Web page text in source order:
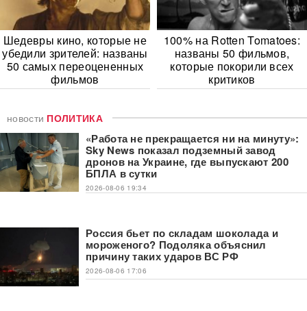
Шедевры кино, которые не
убедили зрителей: названы
50 самых переоцененных
фильмов
100% на Rotten Tomatoes:
названы 50 фильмов,
которые покорили всех
критиков
новости ПОЛИТИКА
«Работа не прекращается ни на минуту»:
Sky News показал подземный завод
дронов на Украине, где выпускают 200
БПЛА в сутки
2026-08-06 19:34
Россия бьет по складам шоколада и
мороженого? Подоляка объяснил
причину таких ударов ВС РФ
2026-08-06 17:06